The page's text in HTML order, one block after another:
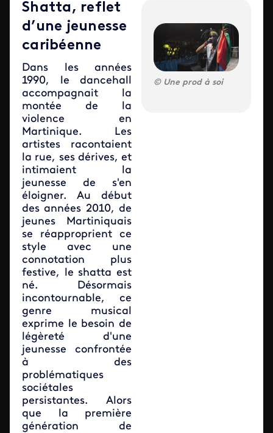
Shatta, reflet
d’une jeunesse
caribéenne
Dans les années
1990, le dancehall
accompagnait la
montée de la
violence en
Martinique. Les
artistes racontaient
la rue, ses dérives, et
intimaient la
jeunesse de s'en
éloigner. Au début
des années 2010, de
jeunes Martiniquais
se réapproprient ce
style avec une
connotation plus
festive, le shatta est
né. Désormais
incontournable, ce
genre musical
exprime le besoin de
légèreté d'une
jeunesse confrontée
à des
problématiques
sociétales
persistantes. Alors
que la première
génération de
Une prod à soi